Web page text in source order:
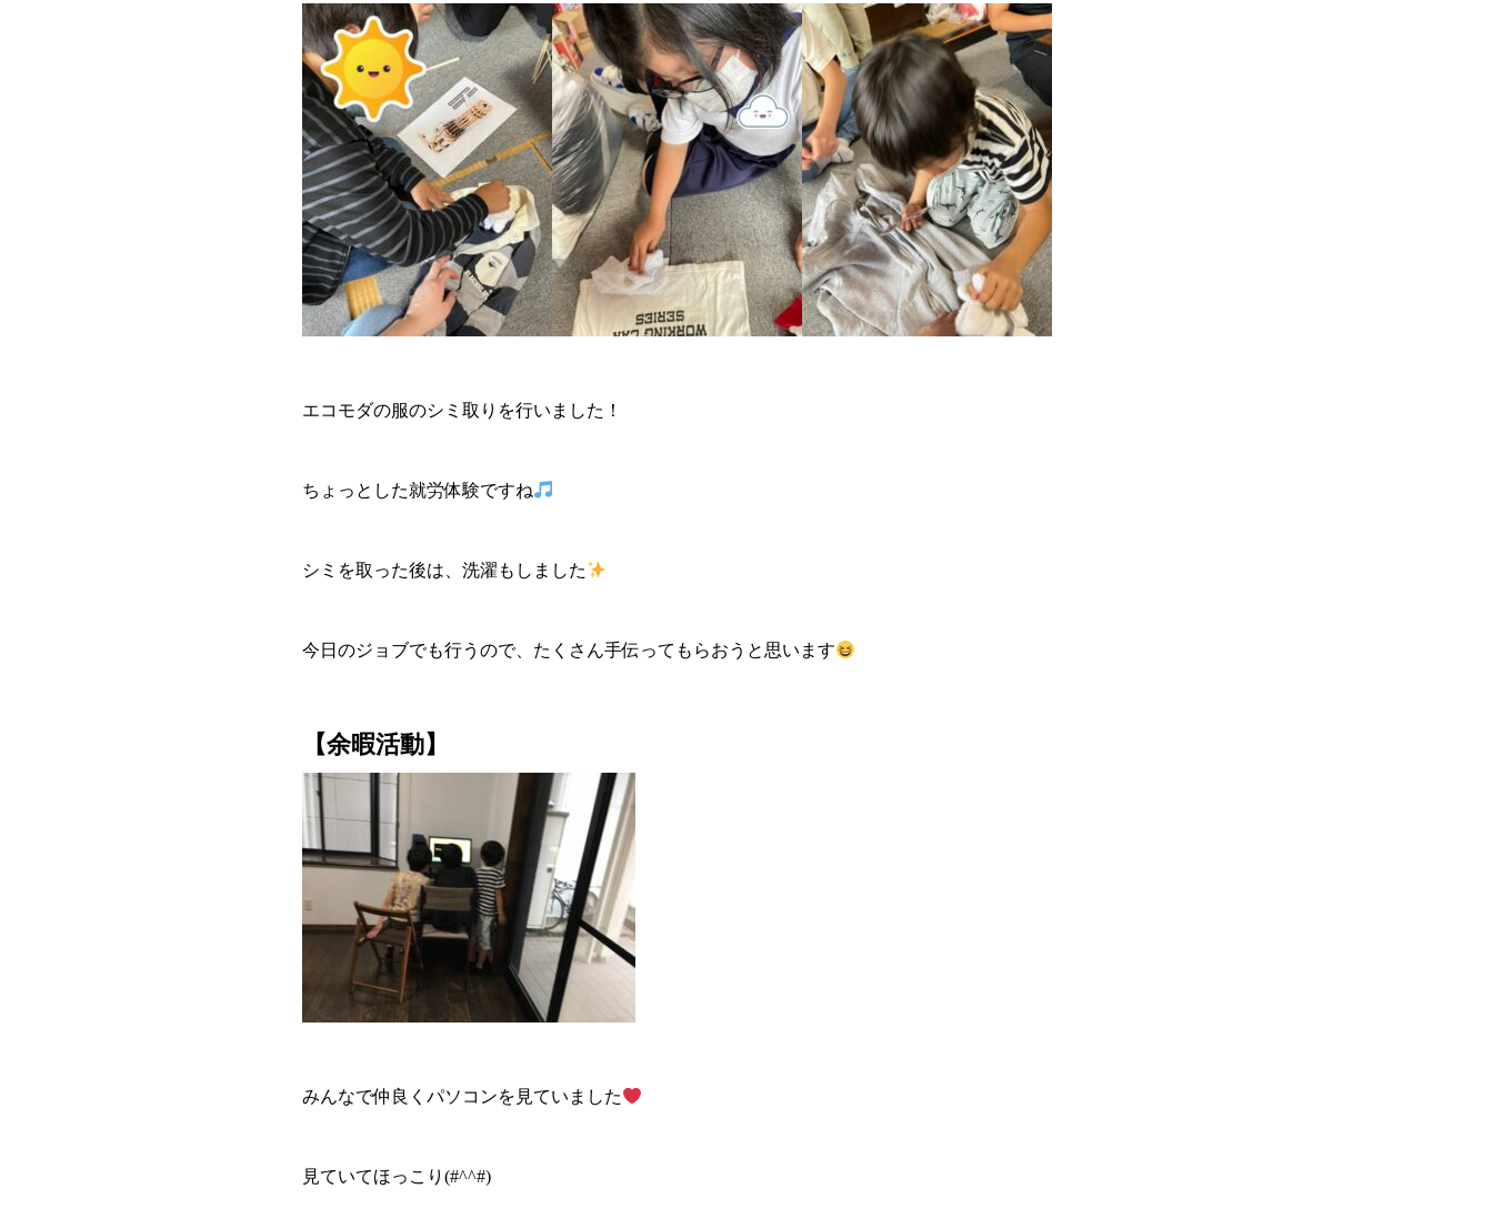
エコモダの服のシミ取りを行いました！
ちょっとした就労体験ですね
シミを取った後は、洗濯もしました
今日のジョブでも行うので、たくさん手伝ってもらおうと思います
【余暇活動】
みんなで仲良くパソコンを見ていました
見ていてほっこり(#^^#)